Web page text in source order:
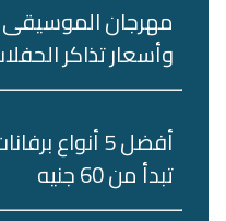
مهرجان الموسيقى
وأسعار تذاكر
أفضل 5 أنواع
تبدأ من 60 جنيه